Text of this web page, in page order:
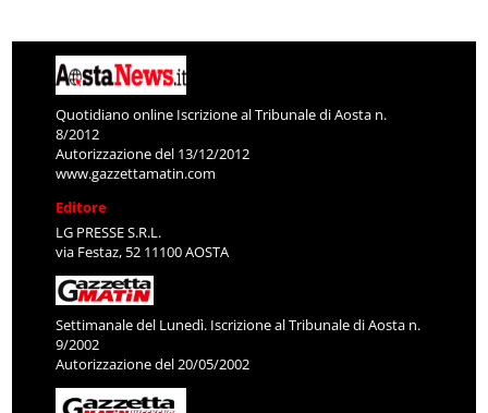
Quotidiano online Iscrizione al Tribunale di Aosta n.
8/2012
Autorizzazione del 13/12/2012
www.gazzettamatin.com
Editore
LG PRESSE S.R.L.
via Festaz, 52 11100 AOSTA
Settimanale del Lunedì. Iscrizione al Tribunale di Aosta n.
9/2002
Autorizzazione del 20/05/2002